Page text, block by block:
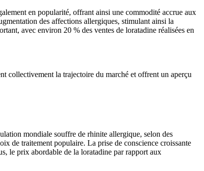
en popularité, offrant ainsi une commodité accrue aux
des affections allergiques, stimulant ainsi la
avec environ 20 % des ventes de loratadine réalisées en
collectivement la trajectoire du marché et offrent un aperçu
mondiale souffre de rhinite allergique, selon des
de traitement populaire. La prise de conscience croissante
le prix abordable de la loratadine par rapport aux